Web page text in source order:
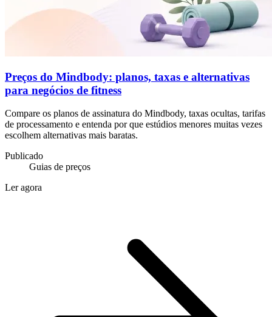
Preços do Mindbody: planos, taxas e alternativas
para negócios de fitness
Compare os planos de assinatura do Mindbody, taxas ocultas, tarifas
de processamento e entenda por que estúdios menores muitas vezes
escolhem alternativas mais baratas.
Publicado
Guias de preços
Ler agora